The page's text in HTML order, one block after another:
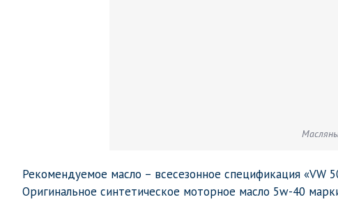
Рекомендуемое масло – всесезонное спецификация «VW
Оригинальное синтетическое моторное масло 5w-40